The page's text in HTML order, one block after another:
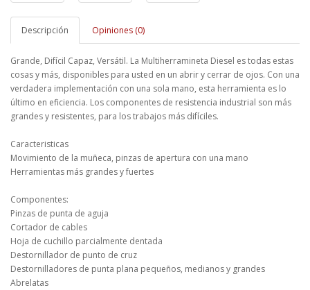
Descripción Opiniones (0)
Grande, Difícil Capaz, Versátil. La Multiherramineta Diesel es todas estas
cosas y más, disponibles para usted en un abrir y cerrar de ojos. Con una
verdadera implementación con una sola mano, esta herramienta es lo
último en eficiencia. Los componentes de resistencia industrial son más
grandes y resistentes, para los trabajos más difíciles.
Caracteristicas
Movimiento de la muñeca, pinzas de apertura con una mano
Herramientas más grandes y fuertes
Componentes:
Pinzas de punta de aguja
Cortador de cables
Hoja de cuchillo parcialmente dentada
Destornillador de punto de cruz
Destornilladores de punta plana pequeños, medianos y grandes
Abrelatas